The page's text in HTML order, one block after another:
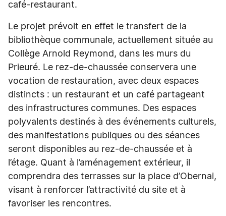
café-restaurant.
Le projet prévoit en effet le transfert de la
bibliothèque communale, actuellement située au
Collège Arnold Reymond, dans les murs du
Prieuré. Le rez-de-chaussée conservera une
vocation de restauration, avec deux espaces
distincts : un restaurant et un café partageant
des infrastructures communes. Des espaces
polyvalents destinés à des événements culturels,
des manifestations publiques ou des séances
seront disponibles au rez-de-chaussée et à
l’étage. Quant à l’aménagement extérieur, il
comprendra des terrasses sur la place d’Obernai,
visant à renforcer l’attractivité du site et à
favoriser les rencontres.